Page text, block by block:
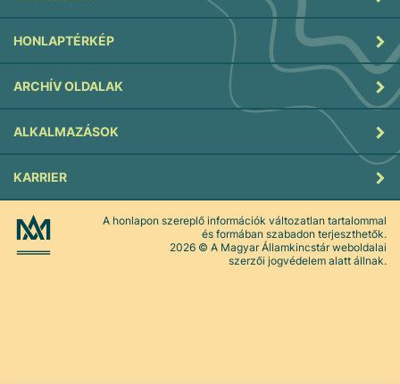
HONLAPTÉRKÉP
ARCHÍV OLDALAK
ALKALMAZÁSOK
KARRIER
A honlapon szereplő információk változatlan tartalommal
és formában szabadon terjeszthetők.
2026 © A Magyar Államkincstár weboldalai
szerzői jogvédelem alatt állnak.